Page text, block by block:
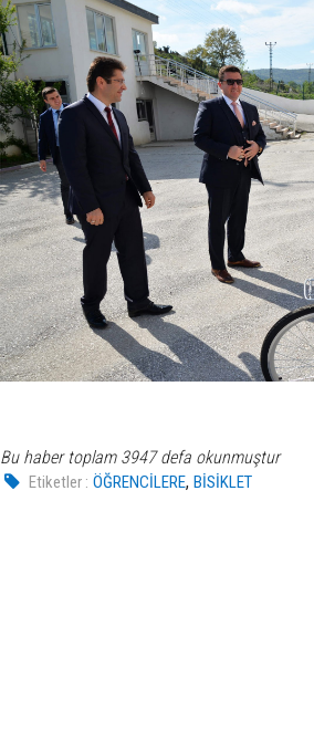
Bu haber toplam 3947 defa okunmuştur
Etiketler : ÖĞRENCİLERE,BİSİKLET